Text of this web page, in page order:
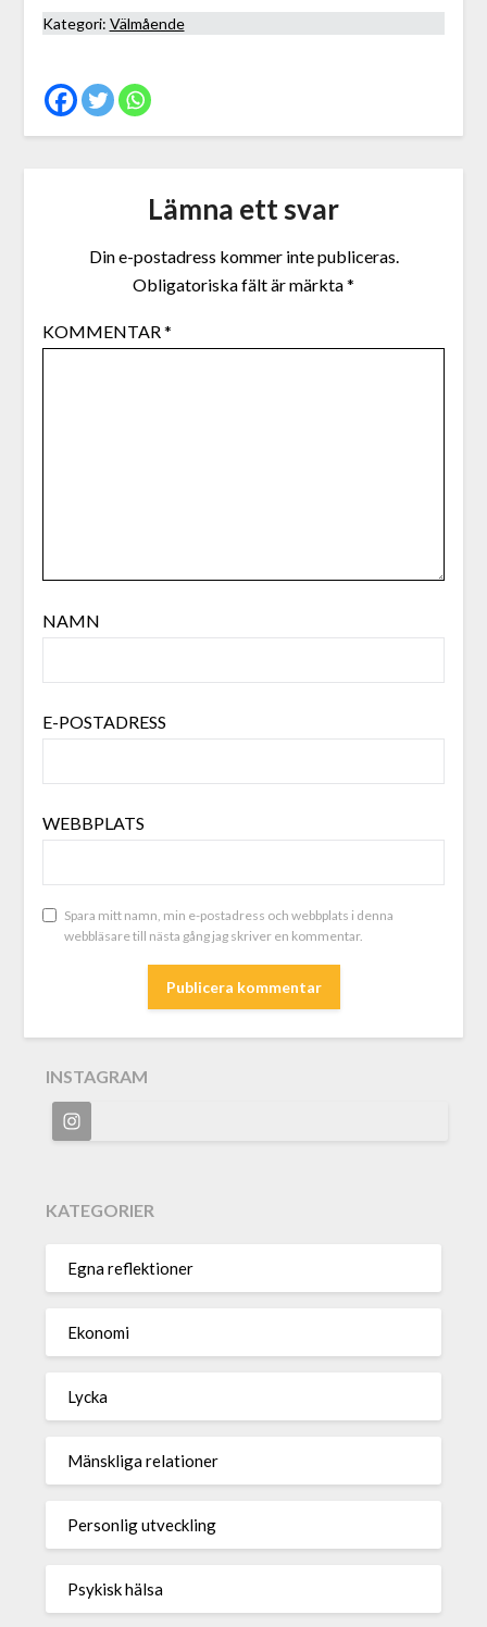
Kategori: Välmående
Lämna ett svar
Din e-postadress kommer inte publiceras.
Obligatoriska fält är märkta*
KOMMENTAR*
NAMN
E-POSTADRESS
WEBBPLATS
Spara mitt namn, min e-postadress och webbplats i denna
webbläsare till nästa gång jag skriver en kommentar.
INSTAGRAM
KATEGORIER
Egna reflektioner
Ekonomi
Lycka
Mänskliga relationer
Personlig utveckling
Psykisk hälsa